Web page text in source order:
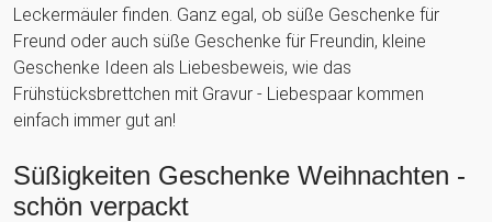
Leckermäuler finden. Ganz egal, ob süße Geschenke für
Freund oder auch süße Geschenke für Freundin, kleine
Geschenke Ideen als Liebesbeweis, wie das
Frühstücksbrettchen mit Gravur - Liebespaar kommen
einfach immer gut an!
Süßigkeiten Geschenke Weihnachten -
schön verpackt